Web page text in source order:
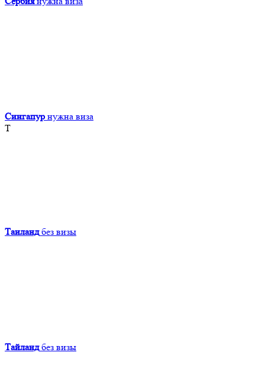
Сингапур нужна виза
Т
Таиланд без визы
Тайланд без визы